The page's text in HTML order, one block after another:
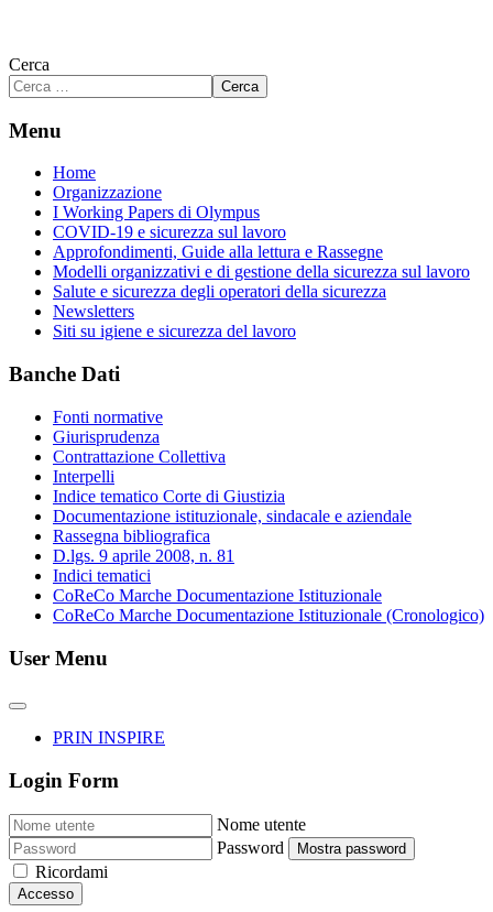
Cerca
Cerca
Menu
Home
Organizzazione
I Working Papers di Olympus
COVID-19 e sicurezza sul lavoro
Approfondimenti, Guide alla lettura e Rassegne
Modelli organizzativi e di gestione della sicurezza sul lavoro
Salute e sicurezza degli operatori della sicurezza
Newsletters
Siti su igiene e sicurezza del lavoro
Banche Dati
Fonti normative
Giurisprudenza
Contrattazione Collettiva
Interpelli
Indice tematico Corte di Giustizia
Documentazione istituzionale, sindacale e aziendale
Rassegna bibliografica
D.lgs. 9 aprile 2008, n. 81
Indici tematici
CoReCo Marche Documentazione Istituzionale
CoReCo Marche Documentazione Istituzionale (Cronologico)
User Menu
PRIN INSPIRE
Login Form
Nome utente
Password
Mostra password
Ricordami
Accesso